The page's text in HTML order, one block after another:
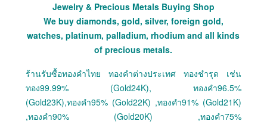
Jewelry & Precious Metals Buying Shop
We buy diamonds, gold, silver, foreign gold,
watches, platinum, palladium, rhodium and all kinds
of precious metals.
ร้านรับซื้อทองคำไทย ทองคำต่างประเทศ ทองชำรุด เช่น
ทอง99.99% (Gold24K), ทองคำ96.5%
(Gold23K),ทองคำ95% (Gold22K) ,ทองคำ91% (Gold21K)
,ทองคำ90% (Gold20K) ,ทองคำ75%